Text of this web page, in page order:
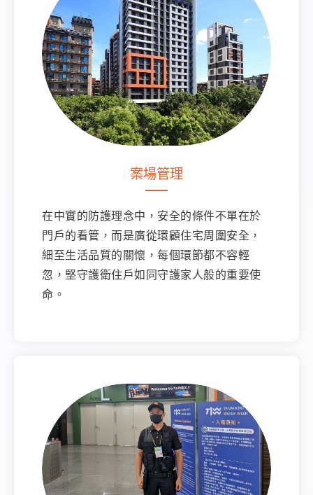
案場管理
在中實的防護理念中，安全的條件不單在於
門戶的看管，而是廣從環顧住宅周圍安全，
細至生活品質的關懷，每個環節都不容輕
忽，堅守護衛住戶如同守護家人般的重要使
命。